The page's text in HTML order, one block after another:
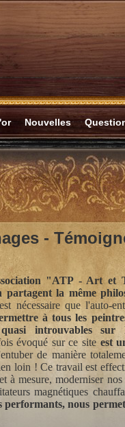
Nouvelles
-
"ATP - Art et
la même
nécessaire que l'auto-
à tous les
introuvables
évoqué sur ce site est
de manière
loin ! Ce travail est
à mesure, moderniser
magnétiques
performants, nous